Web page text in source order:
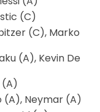
(C)
(C), Marko
(A), Kevin De
(A)
(A), Neymar (A)